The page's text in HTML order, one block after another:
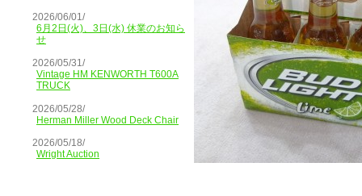
2026/06/01/
6月2日(火)、3日(水) 休業のお知ら
せ
2026/05/31/
Vintage HM KENWORTH T600A
TRUCK
2026/05/28/
Herman Miller Wood Deck Chair
2026/05/18/
Wright Auction